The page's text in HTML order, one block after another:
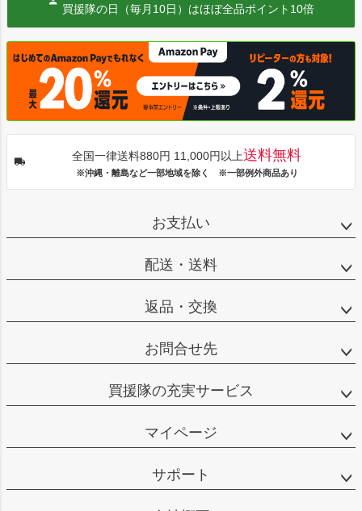
買援隊の日（毎月10日）はほぼ全品ポイント10倍
全国一律送料880円 11,000円以上送料無料
※沖縄・離島など一部地域を除く ※一部例外商品あり
お支払い
配送・送料
返品・交換
お問合せ先
買援隊の充実サービス
マイページ
サポート